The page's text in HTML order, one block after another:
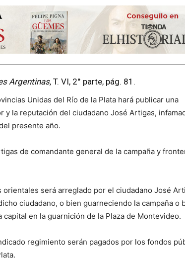
Argentinas, T. VI, 2° parte, pág. 81.
Unidas del Río de la Plata hará publicar una
y la reputación del ciudadano José Artigas,
presente año.
de comandante general de la campaña y
será arreglado por el ciudadano José
ciudadano, o bien guarneciendo la campaña o
en la guarnición de la Plaza de Montevideo.
regimiento serán pagados por los fondos